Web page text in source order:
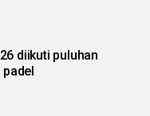
diikuti puluhan